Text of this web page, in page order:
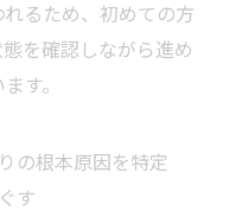
るため、初めての方
を確認しながら進め
す。
の根本原因を特定
す